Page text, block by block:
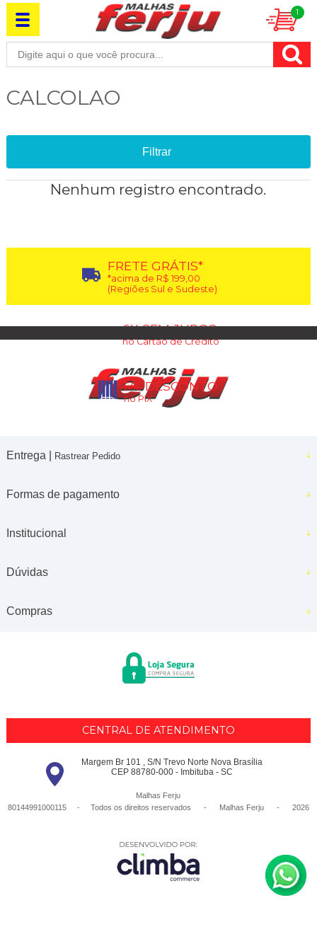
1
CALCOLAO
Filtrar
Nenhum registro encontrado.
FRETE GRÁTIS*
*acima de R$ 199,00
(Regiões Sul e Sudeste)
6X SEM JUROS
no Cartão de Crédito
5% DESCONTO
no PIX
Entrega | Rastrear Pedido
Formas de pagamento
Institucional
Dúvidas
Compras
CENTRAL DE ATENDIMENTO
Margem Br 101 , S/N Trevo Norte Nova Brasília
CEP 88780-000 - Imbituba - SC
Malhas Ferju
80144991000115 - Todos os direitos reservados
- Malhas Ferju - 2026